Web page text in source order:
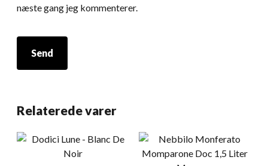
næste gang jeg kommenterer.
Relaterede varer